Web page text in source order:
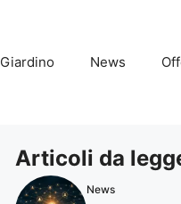
Giardino News
Articoli da
News